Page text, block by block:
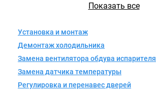
Показать все
Установка и монтаж
Демонтаж холодильника
Замена вентилятора обдува испарителя
Замена датчика температуры
Регулировка и перенавес дверей